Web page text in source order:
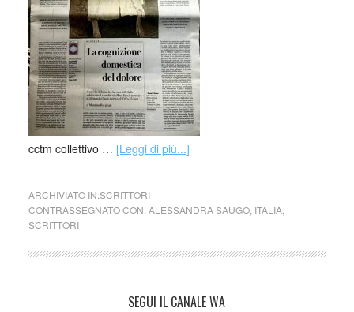
cctm collettivo … [Leggi di più...]
ARCHIVIATO IN:SCRITTORI
CONTRASSEGNATO CON:ALESSANDRA SAUGO, ITALIA,
SCRITTORI
SEGUI IL CANALE WA